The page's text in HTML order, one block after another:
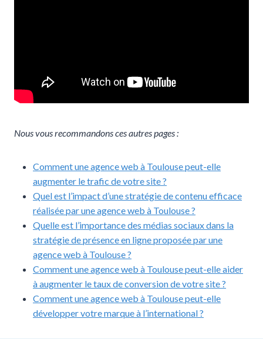
Nous vous recommandons ces autres pages :
Comment une agence web à Toulouse peut-elle
augmenter le trafic de votre site ?
Quel est l’impact d’une stratégie de contenu efficace
réalisée par une agence web à Toulouse ?
Quelle est l’importance des médias sociaux dans la
stratégie de présence en ligne proposée par une
agence web à Toulouse ?
Comment une agence web à Toulouse peut-elle aider
à augmenter le taux de conversion de votre site ?
Comment une agence web à Toulouse peut-elle
développer votre marque à l’international ?